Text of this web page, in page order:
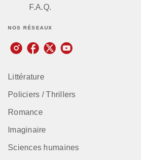
F.A.Q.
NOS RÉSEAUX
Littérature
Policiers / Thrillers
Romance
Imaginaire
Sciences humaines